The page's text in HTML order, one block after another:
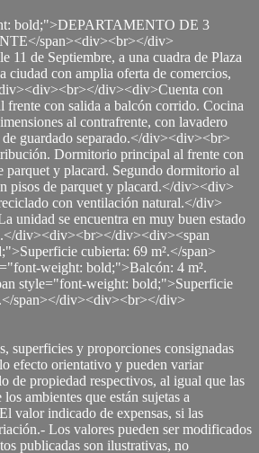
bold;">DEPARTAMENTO DE 3
span><div><br></div>
11 de Septiembre, a una cuadra de Plaza
ciudad con amplia oferta de comercios,
div><div>Cuenta con
con salida a balcón corrido. Cocina
al contrafrente, con lavadero
guardado separado.</div><div><br>
Dormitorio principal al frente con
parquet y placard. Segundo dormitorio al
pisos de parquet y placard.</div><div>
con ventilación natural.</div>
unidad se encuentra en muy buen estado
div><div><br></div><div><span
cubierta: 69 m².</span>
weight: bold;">Balcón: 4 m².
style="font-weight: bold;">Superficie
span></div><div><br></div>
superficies y proporciones consignadas
efecto orientativo y pueden variar
de propiedad respectivos, al igual que las
ambientes que están sujetas a
valor indicado de expensas, si las
Los valores pueden ser modificados
publicadas son ilustrativas, no